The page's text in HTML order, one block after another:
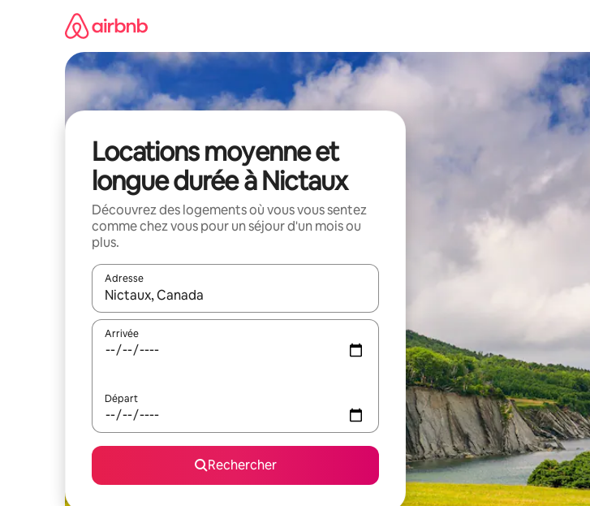
Locations moyenne et
longue durée à Nictaux
Découvrez des logements où vous vous sentez
comme chez vous pour un séjour d'un mois ou
plus.
Adresse
Lorsque les résultats s'affichent, utilisez les flèches vers le haut et vers le bas pour les
Arrivée
Départ
Rechercher